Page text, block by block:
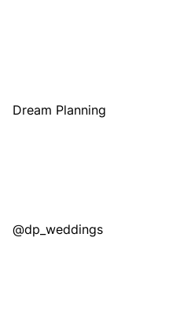
Dream Planning
@dp_weddings